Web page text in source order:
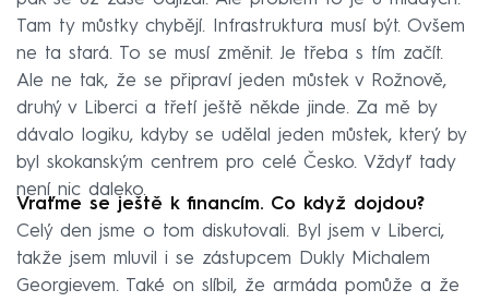
Tam ty můstky chybějí. Infrastruktura musí být. Ovšem
ne ta stará. To se musí změnit. Je třeba s tím začít.
Ale ne tak, že se připraví jeden můstek v Rožnově,
druhý v Liberci a třetí ještě někde jinde. Za mě by
dávalo logiku, kdyby se udělal jeden můstek, který by
byl skokanským centrem pro celé Česko. Vždyť tady
není nic daleko.
Vraťme se ještě k financím. Co když dojdou?
Celý den jsme o tom diskutovali. Byl jsem v Liberci,
takže jsem mluvil i se zástupcem Dukly Michalem
Georgievem. Také on slíbil, že armáda pomůže a že